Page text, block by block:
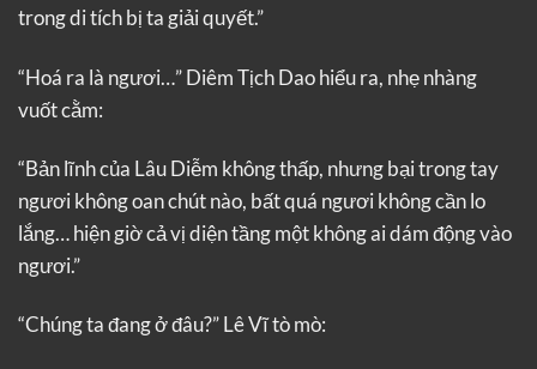
trong di tích bị ta giải quyết.”
“Hoá ra là ngươi…” Diêm Tịch Dao hiểu ra, nhẹ nhàng
vuốt cằm:
“Bản lĩnh của Lâu Diễm không thấp, nhưng bại trong tay
ngươi không oan chút nào, bất quá ngươi không cần lo
lắng… hiện giờ cả vị diện tầng một không ai dám động vào
ngươi.”
“Chúng ta đang ở đâu?” Lê Vĩ tò mò: